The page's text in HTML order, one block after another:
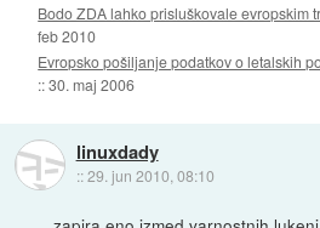
Bodo ZDA lahko prisluškovale evropskim
feb 2010
Evropsko pošiljanje podatkov o letalskih
::30. maj 2006
linuxdady
::29. jun 2010, 08:10